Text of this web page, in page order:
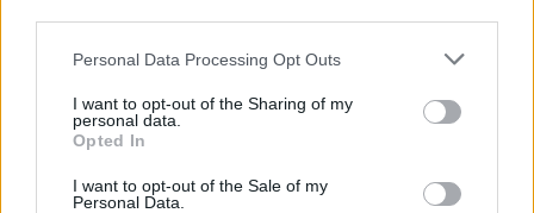
Personal Data Processing Opt Outs
I want to opt-out of the Sharing of my
personal data.
Opted In
I want to opt-out of the Sale of my
Personal Data.
zahrady šelma zamíří do centra pro velké kočkovité šelmy
Felida,
sdělilo ČTK ministerstvo. Nizozemská stanice se stará i o tygra
Tajmira a lva Mera, kteří také pocházejí z nevyhovujících
soukromých chovů v České republice.
Rybářství Litomyšl kvůli suchu muselo slovit několik
rybníků Aktualizováno